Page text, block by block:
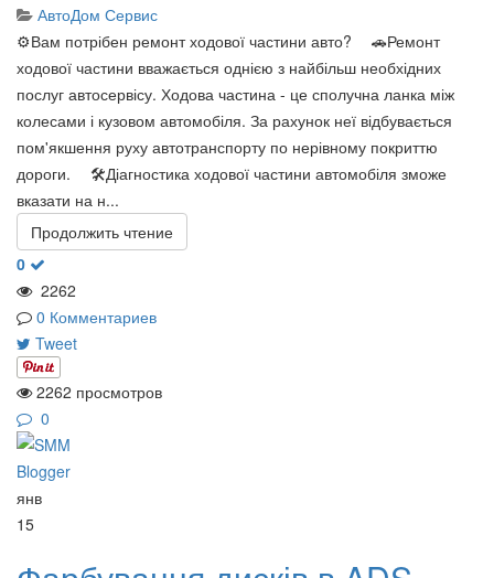
АвтоДом Сервис
⚙️Вам потрібен ремонт ходової частини авто? ⠀ 🚗Ремонт
ходової частини вважається однією з найбільш необхідних
послуг автосервісу. Ходова частина - це сполучна ланка між
колесами і кузовом автомобіля. За рахунок неї відбувається
пом'якшення руху автотранспорту по нерівному покриттю
дороги. ⠀ 🛠Діагностика ходової частини автомобіля зможе
вказати на н...
Продолжить чтение
0
2262
0 Комментариев
Tweet
2262 просмотров
0
янв
15